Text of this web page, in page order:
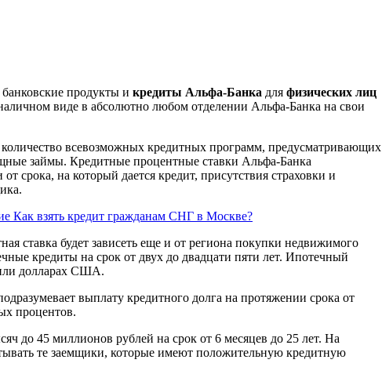
продукты и кредиты Альфа-Банка для физических лиц
виде в абсолютно любом отделении Альфа-Банка на свои
всевозможных кредитных программ, предусматривающих
займы. Кредитные процентные ставки Альфа-Банка
срока, на который дается кредит, присутствия страховки и
Как взять кредит гражданам СНГ в Москве?
ставка будет зависеть еще и от региона покупки недвижимого
кредиты на срок от двух до двадцати пяти лет. Ипотечный
долларах США.
выплату кредитного долга на протяжении срока от
процентов.
до 45 миллионов рублей на срок от 6 месяцев до 25 лет. На
те заемщики, которые имеют положительную кредитную